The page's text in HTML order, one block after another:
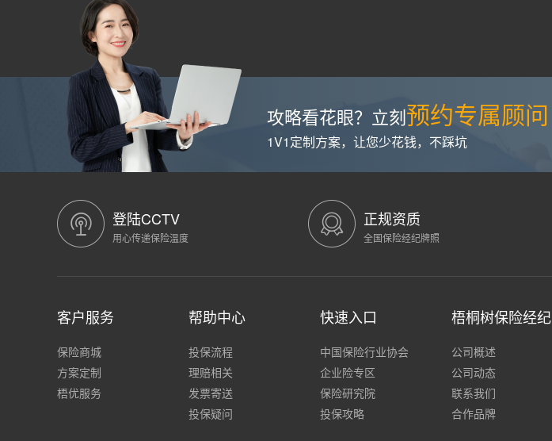
攻略看花眼？立刻预约专属顾问
1V1定制方案，让您少花钱，不踩坑
登陆CCTV
用心传递保险温度
正规资质
全国保险经纪牌照
客户服务
保险商城
方案定制
梧优服务
帮助中心
投保流程
理赔相关
发票寄送
投保疑问
快速入口
中国保险行业协会
企业险专区
保险研究院
投保攻略
梧桐树保险经纪
公司概述
公司动态
联系我们
合作品牌